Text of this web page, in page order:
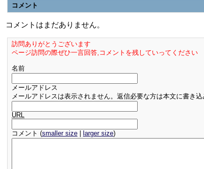
コメント
コメントはまだありません。
訪問ありがとうございます
ページ訪問の際ぜひ一言回答,コメントを残していってください
名前
メールアドレス
メールアドレスは表示されません。返信必要な方は本文に書き込
URL
コメント (smaller size larger size)